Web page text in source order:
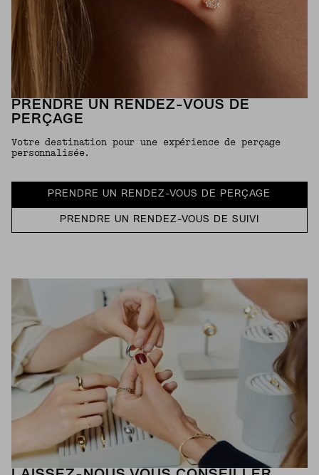
PRENDRE UN RENDEZ-VOUS DE
PERÇAGE
Votre destination pour une expérience de perçage
personnalisée.
PRENDRE UN RENDEZ-VOUS DE PERÇAGE
PRENDRE UN RENDEZ-VOUS DE SUIVI